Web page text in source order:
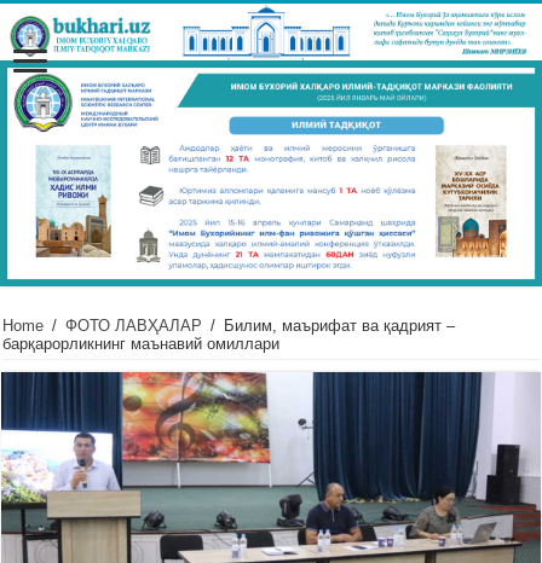
Home / ФОТО ЛАВҲАЛАР / Билим, маърифат ва қадрият –
барқарорликнинг маънавий омиллари